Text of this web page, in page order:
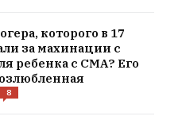
которого в 17
за махинации с
ребенка с СМА? Его
8